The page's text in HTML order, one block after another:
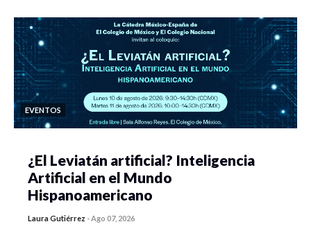
EVENTOS
¿El Leviatán artificial? Inteligencia
Artificial en el Mundo
Hispanoamericano
Laura Gutiérrez -Ago 07, 2026